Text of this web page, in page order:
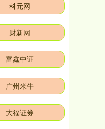
科元网
财新网
富鑫中证
广州米牛
大福证券